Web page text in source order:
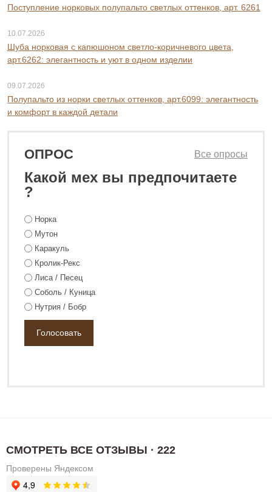
Поступление норковых полупальто светлых оттенков, арт. 6261
10.07.2026
Шуба норковая с капюшоном светло-коричневого цвета,
арт.6262: элегантность и уют в одном изделии
09.07.2026
Полупальто из норки светлых оттенков, арт.6099: элегантность
и комфорт в каждой детали
ОПРОС
Какой мех вы предпочитаете
?
Все опросы
Норка
Мутон
Каракуль
Кролик-Рекс
Лиса / Песец
Соболь / Куница
Нутрия / Бобр
СМОТРЕТЬ ВСЕ ОТЗЫВЫ · 222
Проверены Яндексом